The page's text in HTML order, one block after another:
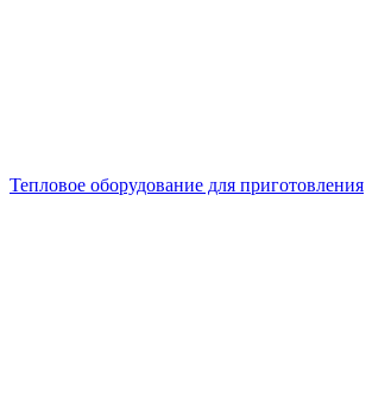
Тепловое оборудование для приготовления